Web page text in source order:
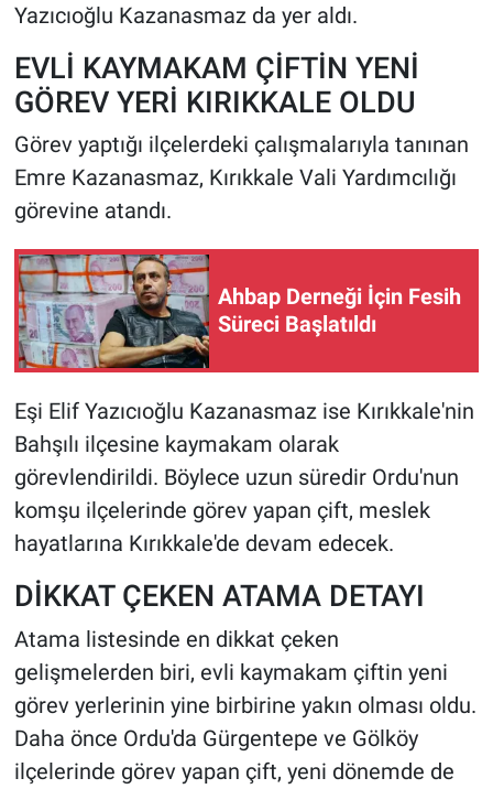
Yazıcıoğlu Kazanasmaz da yer aldı.
EVLİ KAYMAKAM ÇİFTİN YENİ
GÖREV YERİ KIRIKKALE OLDU
Görev yaptığı ilçelerdeki çalışmalarıyla tanınan
Emre Kazanasmaz, Kırıkkale Vali Yardımcılığı
görevine atandı.
Ahbap Derneği İçin Fesih
Süreci Başlatıldı
Eşi Elif Yazıcıoğlu Kazanasmaz ise Kırıkkale'nin
Bahşılı ilçesine kaymakam olarak
görevlendirildi. Böylece uzun süredir Ordu'nun
komşu ilçelerinde görev yapan çift, meslek
hayatlarına Kırıkkale'de devam edecek.
DİKKAT ÇEKEN ATAMA DETAYI
Atama listesinde en dikkat çeken
gelişmelerden biri, evli kaymakam çiftin yeni
görev yerlerinin yine birbirine yakın olması oldu.
Daha önce Ordu'da Gürgentepe ve Gölköy
ilçelerinde görev yapan çift, yeni dönemde de